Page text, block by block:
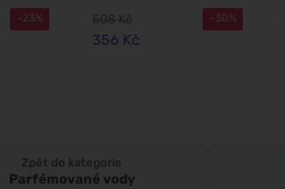
-23%
508 Kč
356 Kč
-30%
Zpět do kategorie
Parfémované vody